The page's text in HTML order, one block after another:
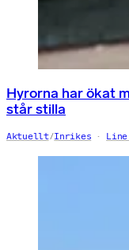
Hyrorna har ökat
står stilla
Aktuellt/Inrikes